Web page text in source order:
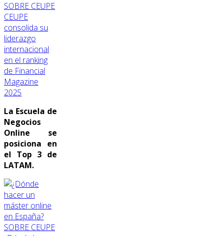
SOBRE CEUPE
CEUPE
consolida su
liderazgo
internacional
en el ranking
de Financial
Magazine
2025
La Escuela de
Negocios
Online se
posiciona en
el Top 3 de
LATAM.
SOBRE CEUPE